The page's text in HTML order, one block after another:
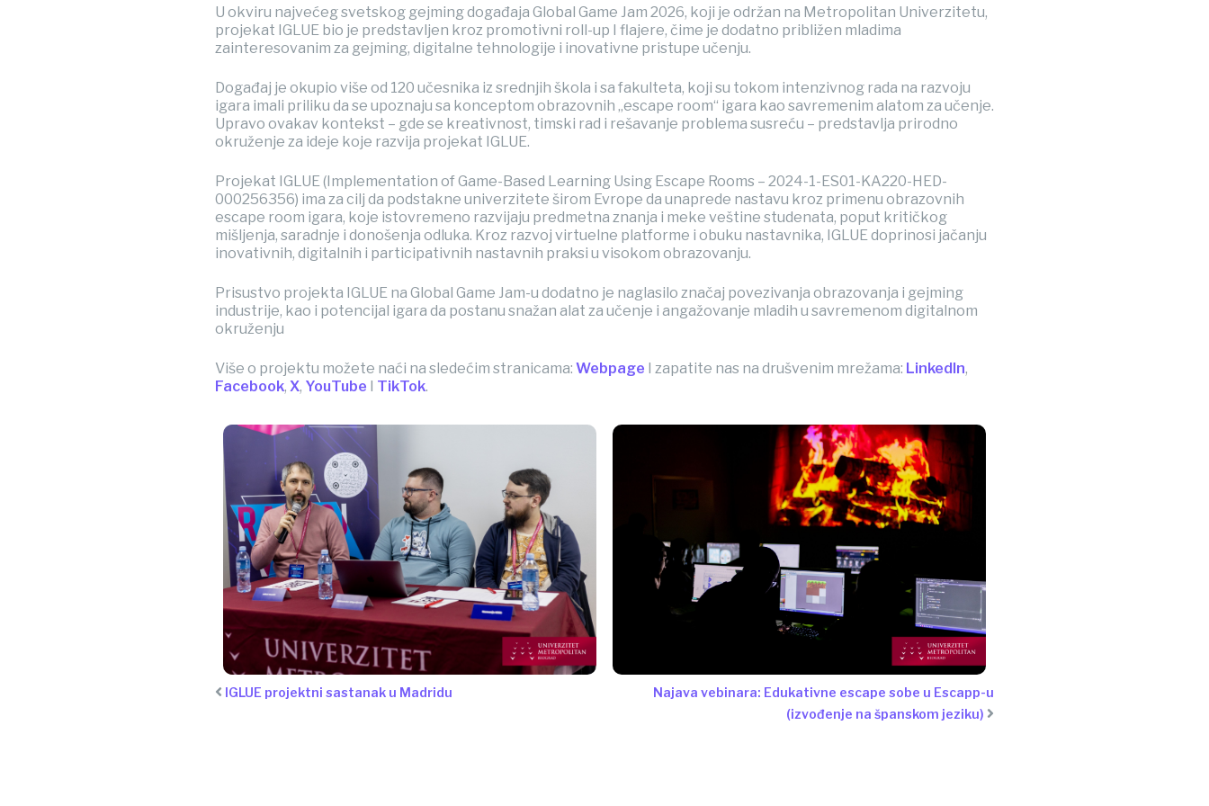
U okviru najvećeg svetskog gejming događaja Global Game Jam 2026, koji je održan na Metropolitan Univerzitetu,
projekat IGLUE bio je predstavljen kroz promotivni roll-up I flajere, čime je dodatno približen mladima
zainteresovanim za gejming, digitalne tehnologije i inovativne pristupe učenju.
Događaj je okupio više od 120 učesnika iz srednjih škola i sa fakulteta, koji su tokom intenzivnog rada na razvoju
igara imali priliku da se upoznaju sa konceptom obrazovnih „escape room“ igara kao savremenim alatom za učenje.
Upravo ovakav kontekst – gde se kreativnost, timski rad i rešavanje problema susreću – predstavlja prirodno
okruženje za ideje koje razvija projekat IGLUE.
Projekat IGLUE (Implementation of Game-Based Learning Using Escape Rooms – 2024-1-ES01-KA220-HED-
000256356) ima za cilj da podstakne univerzitete širom Evrope da unaprede nastavu kroz primenu obrazovnih
escape room igara, koje istovremeno razvijaju predmetna znanja i meke veštine studenata, poput kritičkog
mišljenja, saradnje i donošenja odluka. Kroz razvoj virtuelne platforme i obuku nastavnika, IGLUE doprinosi jačanju
inovativnih, digitalnih i participativnih nastavnih praksi u visokom obrazovanju.
Prisustvo projekta IGLUE na Global Game Jam-u dodatno je naglasilo značaj povezivanja obrazovanja i gejming
industrije, kao i potencijal igara da postanu snažan alat za učenje i angažovanje mladih u savremenom digitalnom
okruženju
Više o projektu možete naći na sledećim stranicama: Webpage I zapatite nas na drušvenim mrežama: LinkedIn,
Facebook, X, YouTube I TikTok.
IGLUE projektni sastanak u Madridu
Najava vebinara: Edukativne escape sobe u Escapp-u
(izvođenje na španskom jeziku)